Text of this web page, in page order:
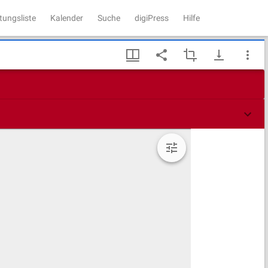
Kalender Suche digiPress Hilfe